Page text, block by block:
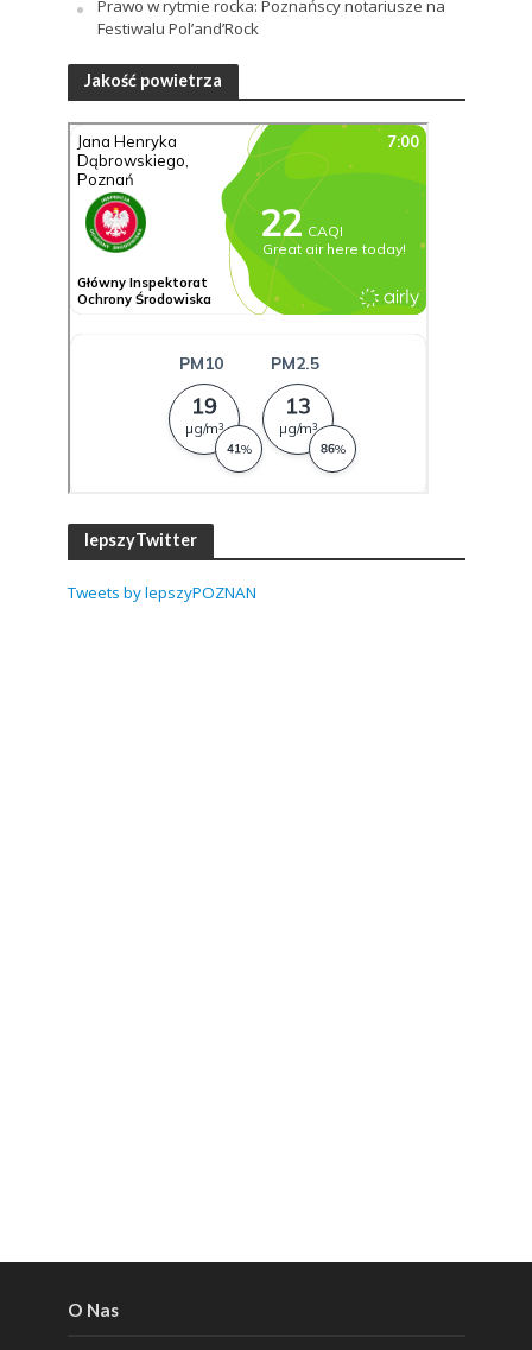
Prawo w rytmie rocka: Poznańscy notariusze na
Festiwalu Pol’and’Rock
Jakość powietrza
lepszyTwitter
Tweets by lepszyPOZNAN
O Nas